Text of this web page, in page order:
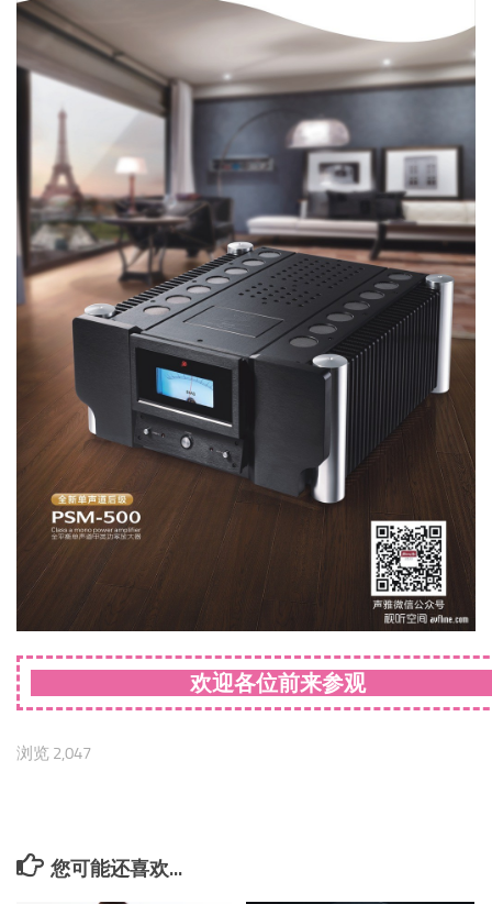
欢迎各位前来参观
浏览 2,047
您可能还喜欢...